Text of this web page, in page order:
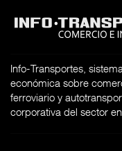
Info-Transportes,
económica sobre
ferroviario y
corporativa del sector